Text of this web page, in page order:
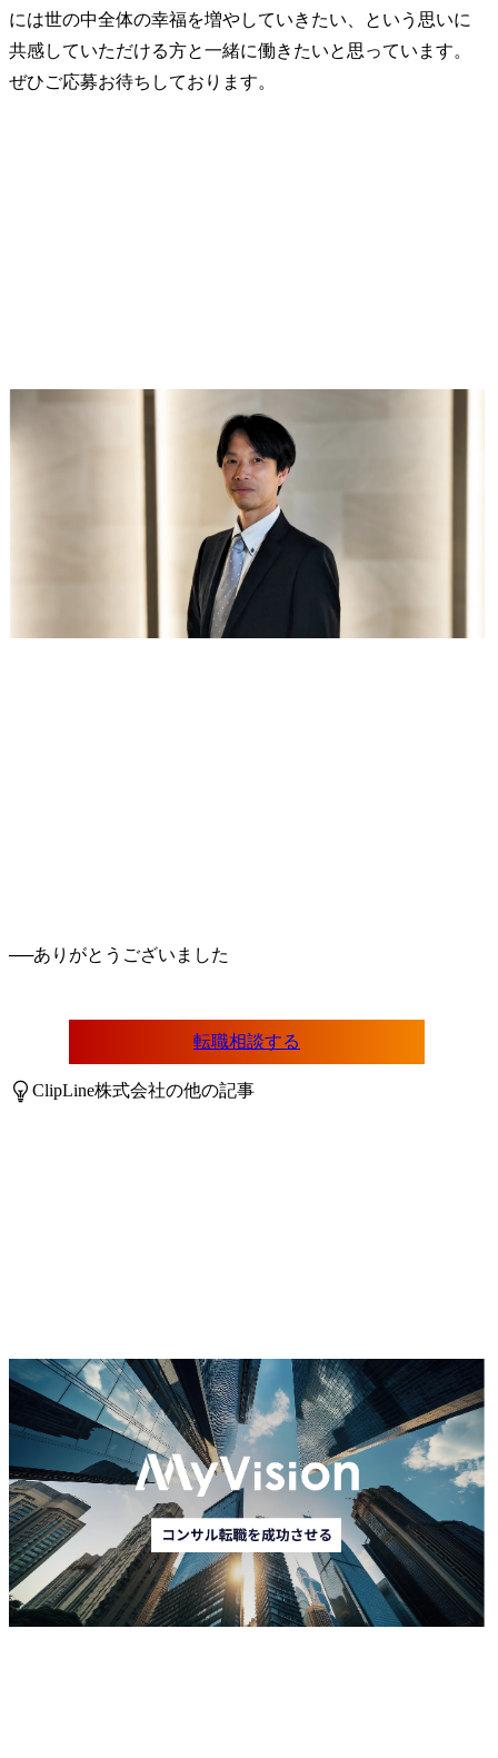
には世の中全体の幸福を増やしていきたい、という思いに
共感していただける方と一緒に働きたいと思っています。
ぜひご応募お待ちしております。
──
転職相談する
ClipLine株式会社の他の記事